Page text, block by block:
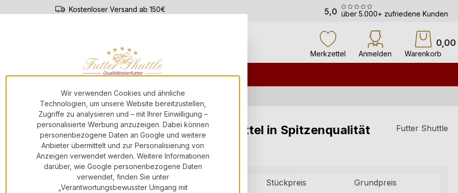
Kostenloser Versand ab 150€ 5,0 über 5.000+ zufriedene Kunden
Merkzettel Anmelden Warenkorb
Spar-ABO Züchterservice
– Hochwertiges Alleinfuttermittel in Spitzenqualität Futter Shuttle
Stückpreis Grundpreis
Wir verwenden Cookies und ähnliche
Technologien, um unsere Website bereitzustellen,
Zugriffe zu analysieren und – mit Ihrer Einwilligung –
personalisierte Werbung anzuzeigen. Dabei können
personenbezogene Daten an Google und weitere
Anbieter übermittelt und zur Personalisierung von
Anzeigen verwendet werden. Weitere Informationen
darüber, wie Google personenbezogene Daten
verwendet, finden Sie unter
„Verantwortungsbewusster Umgang mit